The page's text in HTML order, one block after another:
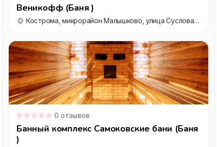
Веникофф (Баня )
Кострома, микрорайон Малышково, улица Суслова, 6А
0 отзывов
Банный комплекс Самоковские бани (Баня
)